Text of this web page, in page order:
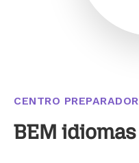
CENTRO PREPARADOR
BEM idiomas